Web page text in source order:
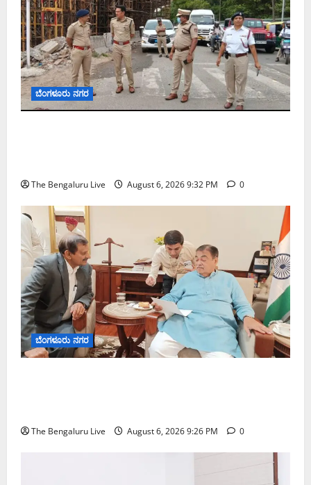
ಬೆಂಗಳೂರು ನಗರ
The Bengaluru Live August 6, 2026 9:32 PM 0
ಬೆಂಗಳೂರು ನಗರ
The Bengaluru Live August 6, 2026 9:26 PM 0